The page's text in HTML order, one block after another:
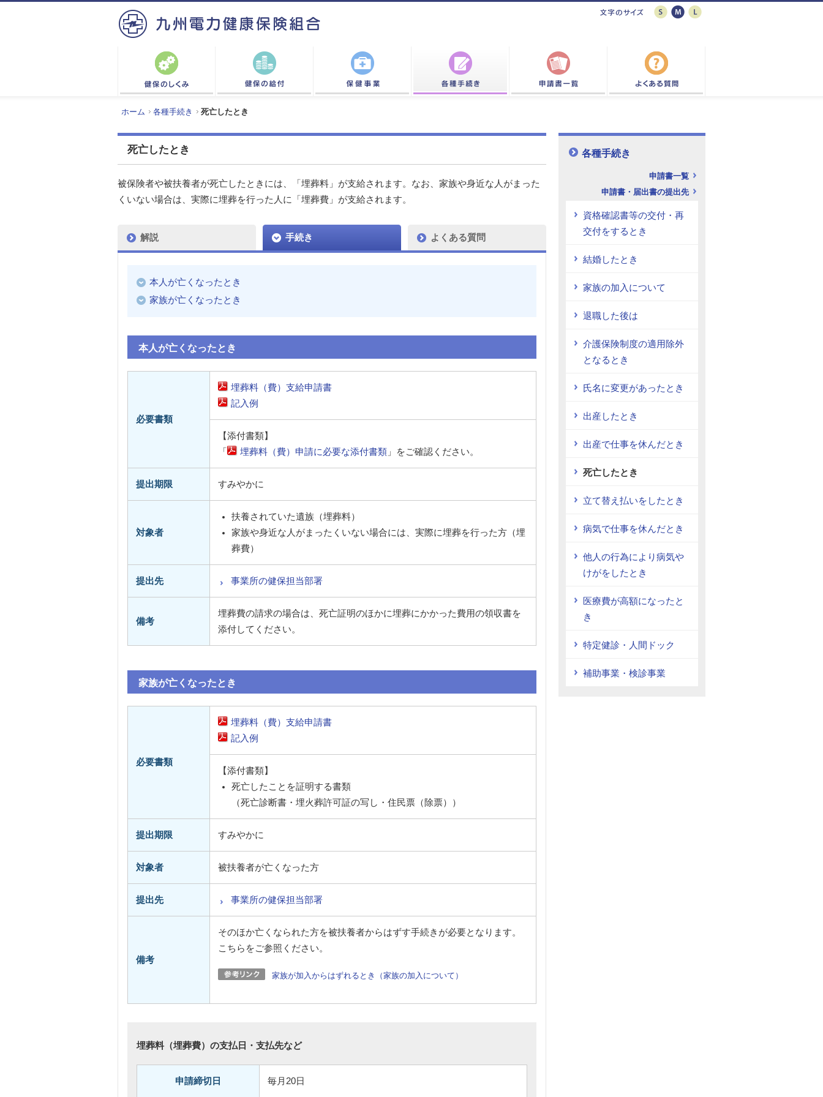
ホーム 各種手続き 死亡したとき
死亡したとき
被保険者や被扶養者が死亡したときには、「埋葬料」が支給されます。なお、家族や身近な人がまった
くいない場合は、実際に埋葬を行った人に「埋葬費」が支給されます。
解説 手続き よくある質問
本人が亡くなったとき
家族が亡くなったとき
本人が亡くなったとき
必要書類
埋葬料（費）支給申請書
記入例
【添付書類】
「
埋葬料（費）申請に必要な添付書類 」をご確認ください。
提出期限 すみやかに
対象者
扶養されていた遺族（埋葬料）
家族や身近な人がまったくいない場合には、実際に埋葬を行った方（埋
葬費）
提出先 事業所の健保担当部署
備考
埋葬費の請求の場合は、死亡証明のほかに埋葬にかかった費用の領収書を
添付してください。
家族が亡くなったとき
必要書類
埋葬料（費）支給申請書
記入例
【添付書類】
死亡したことを証明する書類
（死亡診断書・埋火葬許可証の写し・住民票（除票））
提出期限 すみやかに
対象者 被扶養者が亡くなった方
提出先 事業所の健保担当部署
備考
そのほか亡くなられた方を被扶養者からはずす手続きが必要となります。
こちらをご参照ください。
家族が加入からはずれるとき（家族の加入について）
埋葬料（埋葬費）の支払日・支払先など
申請締切日 毎月20日
各種手続き
申請書一覧
申請書・届出書の提出先
資格確認書等の交付・再
交付をするとき
結婚したとき
家族の加入について
退職した後は
介護保険制度の適用除外
となるとき
氏名に変更があったとき
出産したとき
出産で仕事を休んだとき
死亡したとき
立て替え払いをしたとき
病気で仕事を休んだとき
他人の行為により病気や
けがをしたとき
医療費が高額になったと
き
特定健診・人間ドック
補助事業・検診事業